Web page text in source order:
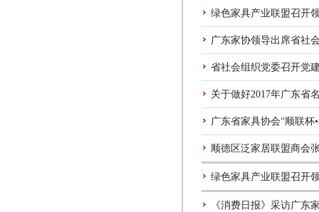
绿色家具产业联盟召开
广东家协领导出席省社
省社会组织党委召开党
关于做好2017年广东省
广东省家具协会“顺联杯
顺德区泛家居联盟商会
绿色家具产业联盟召开
《消费日报》采访广东